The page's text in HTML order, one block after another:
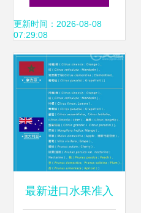
头换面流入中国市
场
更新时间：2026-08-08
07:29:08
最新进口水果准入